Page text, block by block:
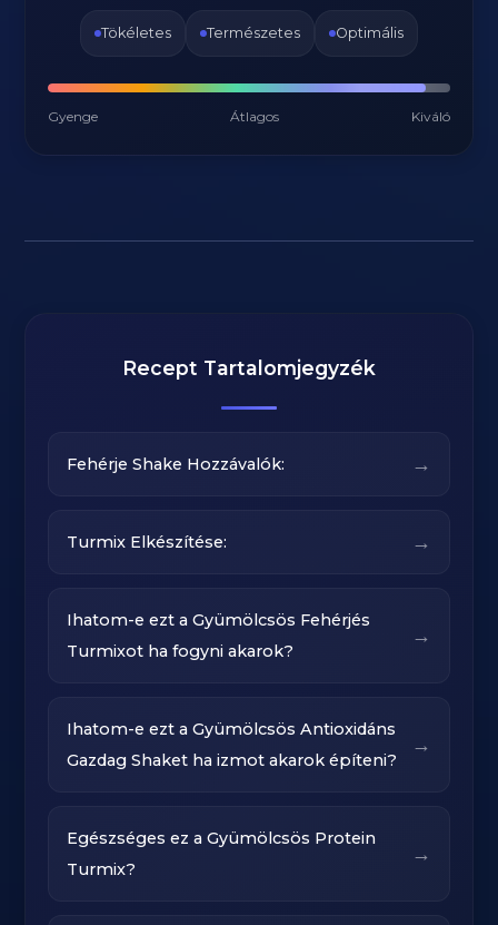
Tökéletes Természetes Optimális
Gyenge Átlagos Kiváló
Recept Tartalomjegyzék
Fehérje Shake Hozzávalók: →
Turmix Elkészítése: →
Ihatom-e ezt a Gyümölcsös Fehérjés
Turmixot ha fogyni akarok?
→
Ihatom-e ezt a Gyümölcsös Antioxidáns
Gazdag Shaket ha izmot akarok építeni?
→
Egészséges ez a Gyümölcsös Protein
Turmix?
→